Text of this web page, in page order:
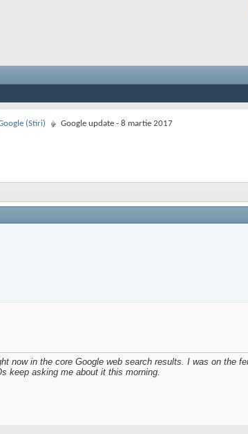
(Stiri) Google update - 8 martie 2017
now in the core Google web search results. I was on the
keep asking me about it this morning.